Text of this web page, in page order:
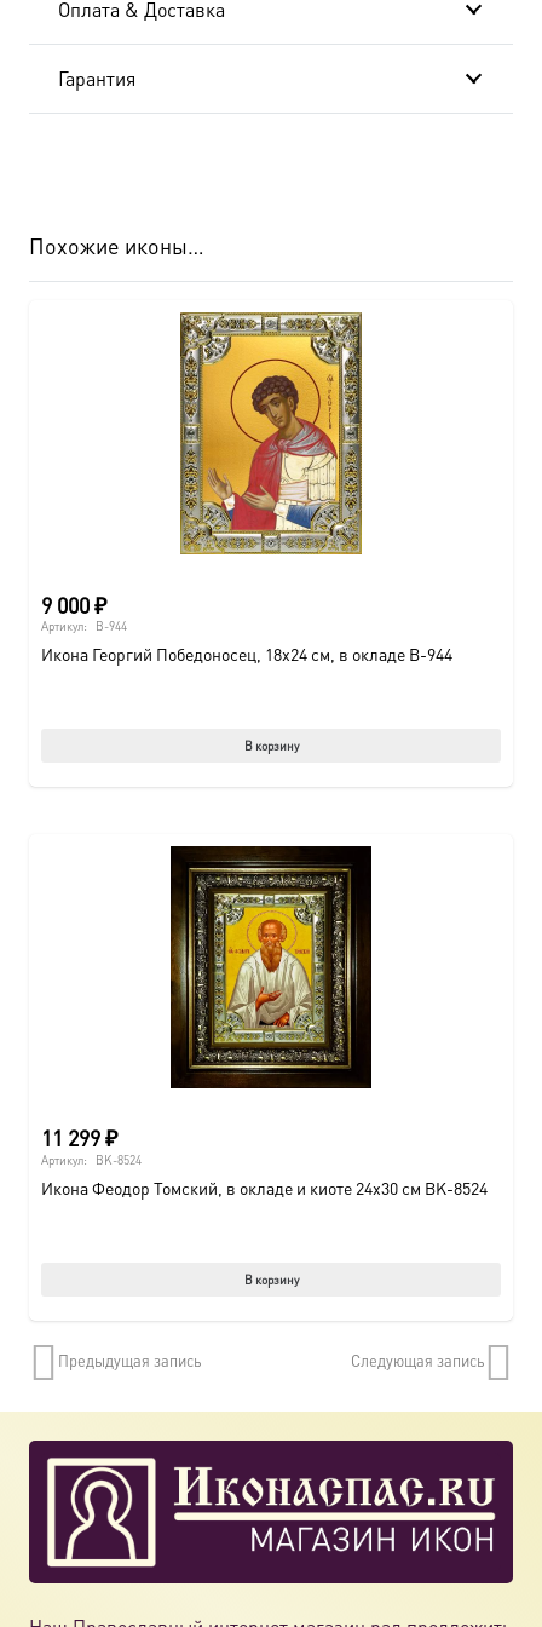
Оплата & Доставка
Гарантия
Похожие иконы…
9 000₽
Артикул: B-944
Икона Георгий Победоносец, 18х24 см, в окладе B-944
В корзину
11 299₽
Артикул: BK-8524
Икона Феодор Томский, в окладе и киоте 24х30 см BK-8524
В корзину
Предыдущая запись Следующая запись